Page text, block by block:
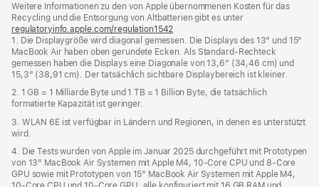
Weitere Informationen zu den von Apple übernommenen Kosten für das
Recycling und die Entsorgung von Altbatterien gibt es unter
regulatoryinfo.apple.com/regulation1542
ein
neues
Fenster)
1. Die Displaygröße wird diagonal gemessen. Die Displays des 13" und 15"
MacBook Air haben oben gerundete Ecken. Als Standard-Rechteck
gemessen haben die Displays eine Diagonale von 13,6" (34,46 cm) und
15,3" (38,91 cm). Der tatsächlich sichtbare Displaybereich ist kleiner.
2. 1 GB = 1 Milliarde Byte und 1 TB = 1 Billion Byte, die tatsächlich
formatierte Kapazität ist geringer.
3. WLAN 6E ist verfügbar in Ländern und Regionen, in denen es unterstützt
wird.
4. Die Tests wurden von Apple im Januar 2025 durchgeführt mit Prototypen
von 13" MacBook Air Systemen mit Apple M4, 10‑Core CPU und 8‑Core
GPU sowie mit Prototypen von 15" MacBook Air Systemen mit Apple M4,